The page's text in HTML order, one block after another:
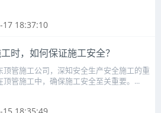
17 18:37:10
时，如何保证施工安全？
顶管施工公司，深知安全生产安全施工的重
顶管施工中，确保施工安全至关重要。...